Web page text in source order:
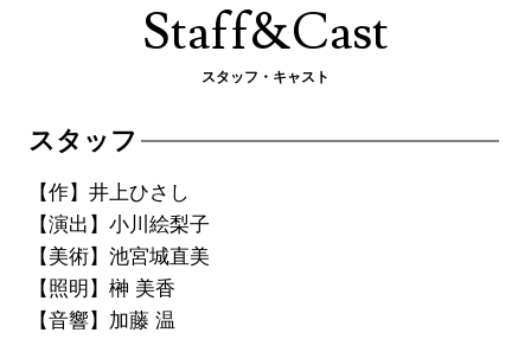
Staff&Cast
スタッフ・キャスト
スタッフ
【作】井上ひさし
【演出】小川絵梨子
【美術】池宮城直美
【照明】榊 美香
【音響】加藤 温